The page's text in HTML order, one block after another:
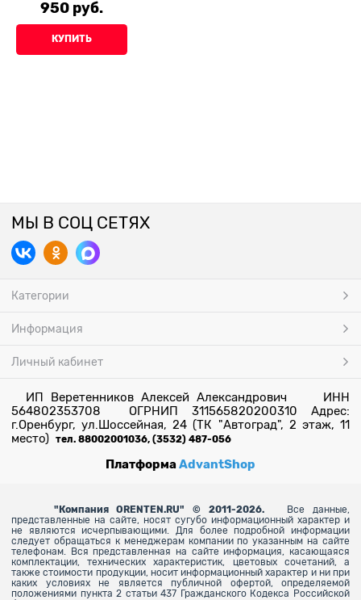
950 руб.
КУПИТЬ
МЫ В СОЦ СЕТЯХ
Категории
Информация
Личный кабинет
ИП Веретенников Алексей Александрович ИНН
564802353708 ОГРНИП 311565820200310 Адрес:
г.Оренбург, ул.Шоссейная, 24 (ТК "Автоград", 2 этаж, 11
место) тел. 88002001036, (3532) 487-056
ПлатформаAdvantShop
" Компания ORENTEN.RU" © 2011-2026.
Все данные,
представленные на сайте, носят сугубо информационный характер и
не являются исчерпывающими. Для более подробной информации
следует обращаться к менеджерам компании по указанным на сайте
телефонам. Вся представленная на сайте информация, касающаяся
комплектации, технических характеристик, цветовых сочетаний, а
также стоимости продукции, носит информационный характер и ни при
каких условиях не является публичной офертой, определяемой
положениями пункта 2 статьи 437 Гражданского Кодекса Российской